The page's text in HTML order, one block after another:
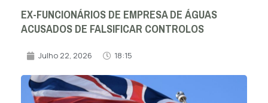
EX-FUNCIONÁRIOS DE EMPRESA DE ÁGUAS
ACUSADOS DE FALSIFICAR CONTROLOS
Julho 22, 2026 18:15